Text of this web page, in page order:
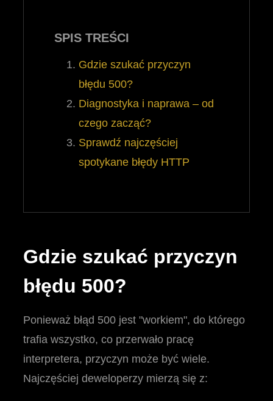
SPIS TREŚCI
Gdzie szukać przyczyn
błędu 500?
Diagnostyka i naprawa – od
czego zacząć?
Sprawdź najczęściej
spotykane błędy HTTP
Gdzie szukać przyczyn
błędu 500?
Ponieważ błąd 500 jest "workiem", do którego
trafia wszystko, co przerwało pracę
interpretera, przyczyn może być wiele.
Najczęściej deweloperzy mierzą się z: